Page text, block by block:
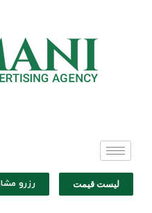
لیست قیمت رزرو